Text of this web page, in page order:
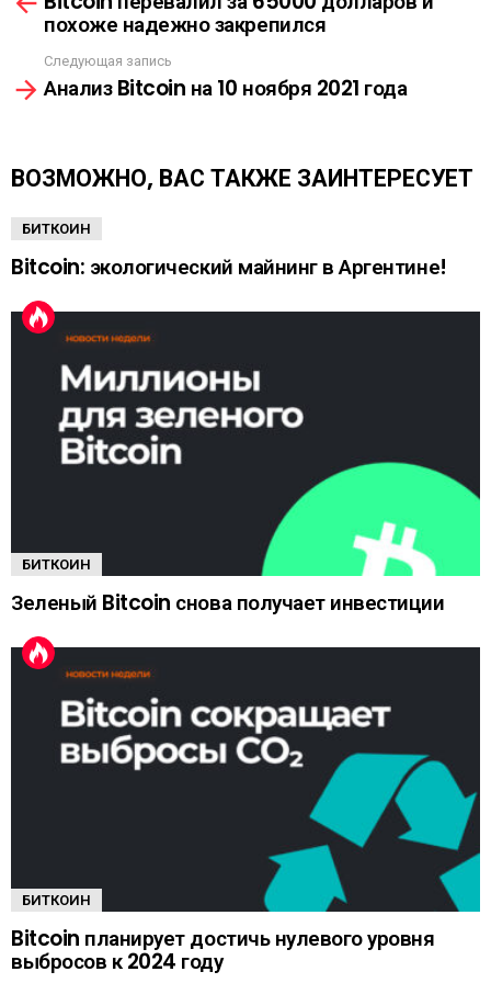
К
А
е
е
щ
е
похоже надежно закрепился
Следующая запись
Анализ Bitcoin на 10 ноября 2021 года
ВОЗМОЖНО, ВАС ТАКЖЕ ЗАИНТЕРЕСУЕТ
БИТКОИН
Bitcoin: экологический майнинг в Аргентине!
БИТКОИН
Зеленый Bitcoin снова получает инвестиции
БИТКОИН
Bitcoin планирует достичь нулевого уровня
выбросов к 2024 году